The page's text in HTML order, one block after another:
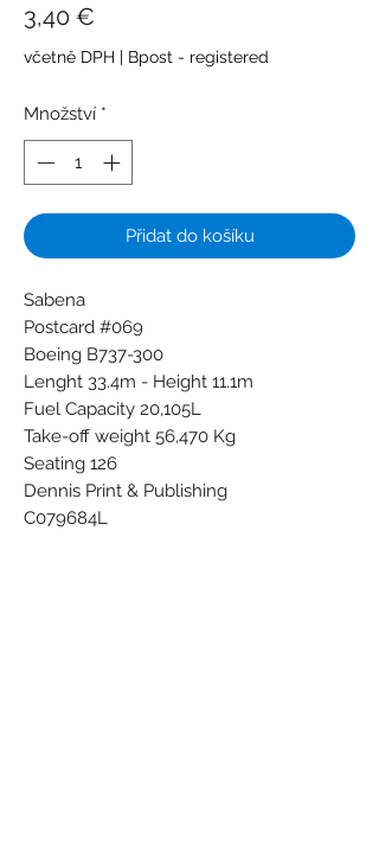
3,40 €
včetně DPH | Bpost - registered
Množství *
Přidat do košíku
Sabena
Postcard #069
Boeing B737-300
Lenght 33.4m - Height 11.1m
Fuel Capacity 20,105L
Take-off weight 56,470 Kg
Seating 126
Dennis Print & Publishing
C079684L